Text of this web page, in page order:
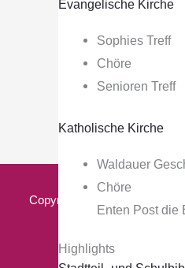
Evangelische Kirche
Sophies Treff
Chöre
Senioren Treff
Katholische Kirche
Waldauer
Chöre
Enten Post die
Highlights
Copyright © 2026 waldau-